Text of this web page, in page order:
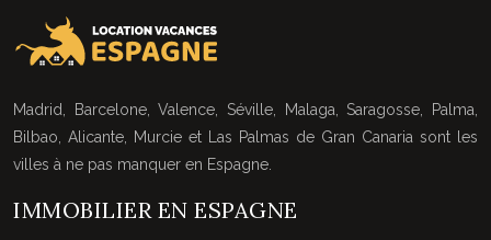
Madrid, Barcelone, Valence, Séville, Malaga, Saragosse, Palma,
Bilbao, Alicante, Murcie et Las Palmas de Gran Canaria sont les
villes à ne pas manquer en Espagne.
IMMOBILIER EN ESPAGNE